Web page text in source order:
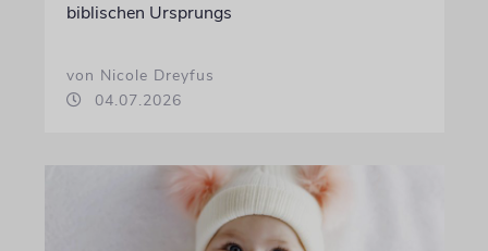
biblischen Ursprungs
von Nicole Dreyfus
04.07.2026